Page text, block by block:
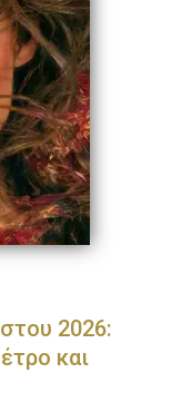
2026:
και